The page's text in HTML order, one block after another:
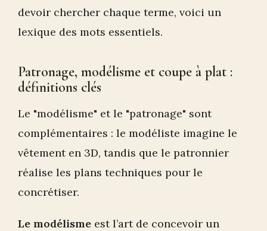
devoir chercher chaque terme, voici un
lexique des mots essentiels.
Patronage, modélisme et coupe à plat :
définitions clés
Le "modélisme" et le "patronage" sont
complémentaires : le modéliste imagine le
vêtement en 3D, tandis que le patronnier
réalise les plans techniques pour le
concrétiser.
Le modélisme est l’art de concevoir un